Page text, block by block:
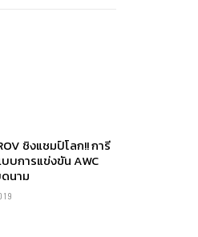
ชิงแชมป์โลก!! การี
บการแข่งขัน AWC
นาม